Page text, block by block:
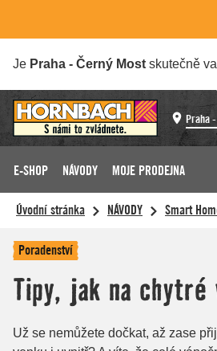
Je Praha - Černý Most skutečně
Praha
E-SHOP NÁVODY MOJE PRODEJNA